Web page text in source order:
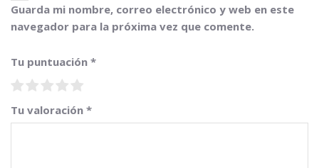
Guarda mi nombre, correo electrónico y web en este
navegador para la próxima vez que comente.
Tu puntuación *
Tu valoración *